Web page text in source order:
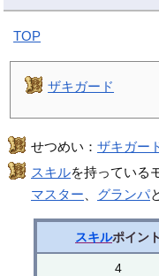
TOP
ザキガード
せつめい：ザキガー
スキルを持っている
マスター
グランパ
スキルポイント
4